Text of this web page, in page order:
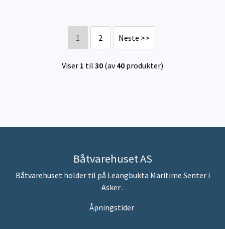
1 2 Neste >>
Viser 1 til 30 (av40 produkter)
Båtvarehuset AS
Båtvarehuset holder til på Leangbukta Maritime Senter i
Asker .
Åpningstider